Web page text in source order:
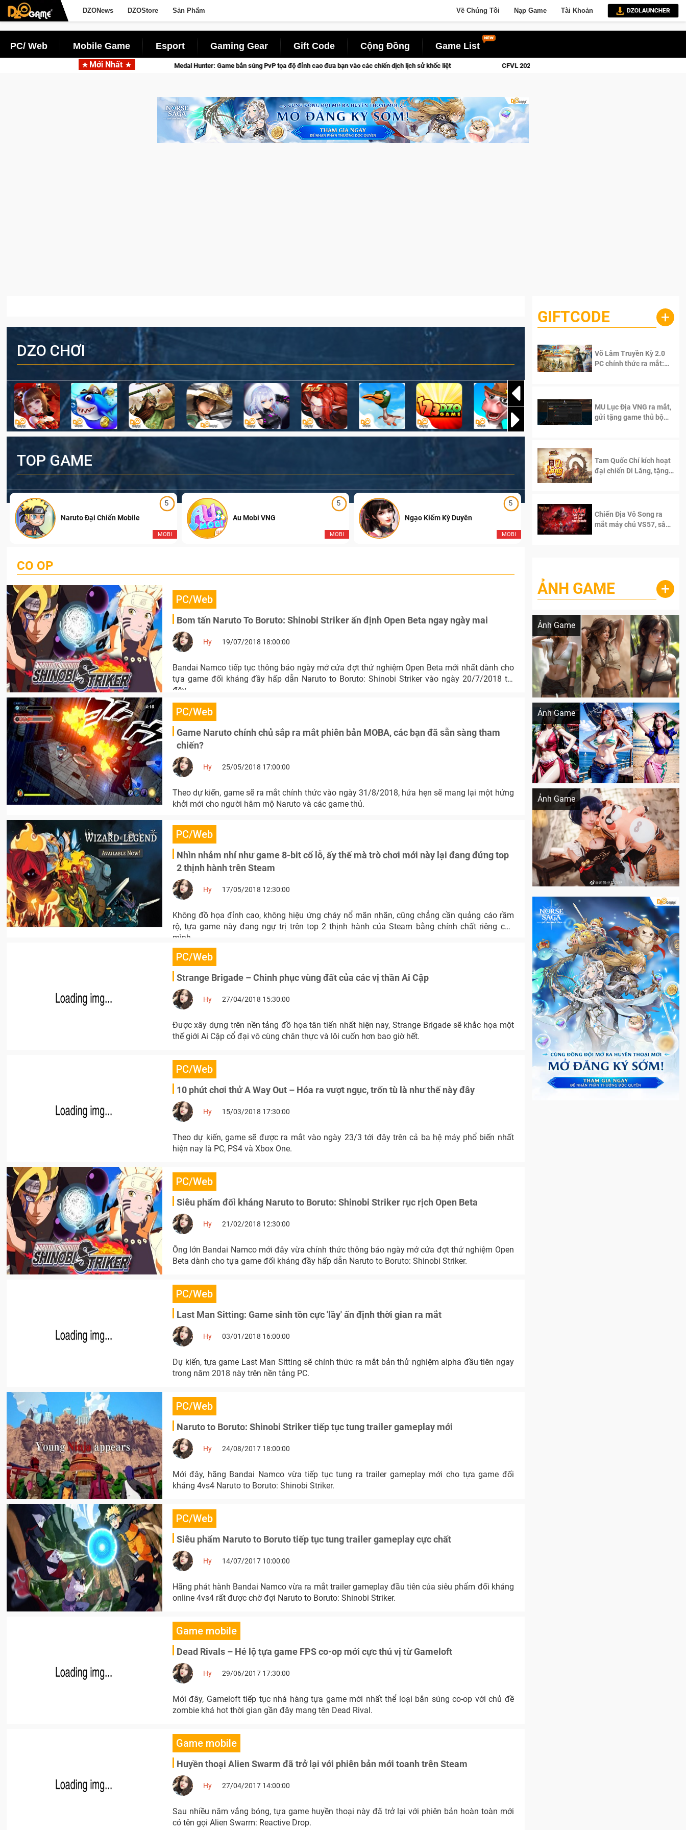
DZONews DZOStore Sản Phẩm Về Chúng Tôi Nạp Game Tài Khoản
PC/ Web Mobile Game Esport Gaming Gear Gift Code Cộng Đồng Game List
Mới Nhất
Medal Hunter: Game bắn súng PvP tọa độ đỉnh cao đưa bạn vào các chiến dịch lịch sử khốc liệt CFVL 2026 Mùa 2 khép lại với hành trình đầy cảm xúc, Team Falcons lên ngôi vô địch
DZO CHƠI
TOP GAME
5
MOBI
Naruto Đại Chiến Mobile
5
MOBI
Au Mobi VNG
5
MOBI
Ngạo Kiếm Kỳ Duyên Ngạo Thiên Mobile
CO OP
PC/Web
Bom tấn Naruto To Boruto: Shinobi Striker ấn định Open Beta ngay ngày mai
Hy 19/07/2018 18:00:00
Bandai Namco tiếp tục thông báo ngày mở cửa đợt thử nghiệm Open Beta mới nhất dành cho
tựa game đối kháng đầy hấp dẫn Naruto to Boruto: Shinobi Striker vào ngày 20/7/2018 tới
đây.
PC/Web
Game Naruto chính chủ sắp ra mắt phiên bản MOBA, các bạn đã sẵn sàng tham
chiến?
Hy 25/05/2018 17:00:00
Theo dự kiến, game sẽ ra mắt chính thức vào ngày 31/8/2018, hứa hẹn sẽ mang lại một hứng
khởi mới cho người hâm mộ Naruto và các game thủ.
PC/Web
Nhìn nhảm nhí như game 8-bit cổ lỗ, ấy thế mà trò chơi mới này lại đang đứng top
2 thịnh hành trên Steam
Hy 17/05/2018 12:30:00
Không đồ họa đỉnh cao, không hiệu ứng cháy nổ mãn nhãn, cũng chẳng cần quảng cáo rầm
rộ, tựa game này đang ngự trị trên top 2 thịnh hành của Steam bằng chính chất riêng của
mình.
PC/Web
Strange Brigade – Chinh phục vùng đất của các vị thần Ai Cập
Hy 27/04/2018 15:30:00
Được xây dựng trên nền tảng đồ họa tân tiến nhất hiện nay, Strange Brigade sẽ khắc họa một
thế giới Ai Cập cổ đại vô cùng chân thực và lôi cuốn hơn bao giờ hết.
PC/Web
10 phút chơi thử A Way Out – Hóa ra vượt ngục, trốn tù là như thế này đây
Hy 15/03/2018 17:30:00
Theo dự kiến, game sẽ được ra mắt vào ngày 23/3 tới đây trên cả ba hệ máy phổ biến nhất
hiện nay là PC, PS4 và Xbox One.
PC/Web
Siêu phẩm đối kháng Naruto to Boruto: Shinobi Striker rục rịch Open Beta
Hy 21/02/2018 12:30:00
Ông lớn Bandai Namco mới đây vừa chính thức thông báo ngày mở cửa đợt thử nghiệm Open
Beta dành cho tựa game đối kháng đầy hấp dẫn Naruto to Boruto: Shinobi Striker.
PC/Web
Last Man Sitting: Game sinh tồn cực 'lầy' ấn định thời gian ra mắt
Hy 03/01/2018 16:00:00
Dự kiến, tựa game Last Man Sitting sẽ chính thức ra mắt bản thử nghiệm alpha đầu tiên ngay
trong năm 2018 này trên nền tảng PC.
PC/Web
Naruto to Boruto: Shinobi Striker tiếp tục tung trailer gameplay mới
Hy 24/08/2017 18:00:00
Mới đây, hãng Bandai Namco vừa tiếp tục tung ra trailer gameplay mới cho tựa game đối
kháng 4vs4 Naruto to Boruto: Shinobi Striker.
PC/Web
Siêu phẩm Naruto to Boruto tiếp tục tung trailer gameplay cực chất
Hy 14/07/2017 10:00:00
Hãng phát hành Bandai Namco vừa ra mắt trailer gameplay đầu tiên của siêu phẩm đối kháng
online 4vs4 rất được chờ đợi Naruto to Boruto: Shinobi Striker.
Game mobile
Dead Rivals – Hé lộ tựa game FPS co-op mới cực thú vị từ Gameloft
Hy 29/06/2017 17:30:00
Mới đây, Gameloft tiếp tục nhá hàng tựa game mới nhất thể loại bắn súng co-op với chủ đề
zombie khá hot thời gian gần đây mang tên Dead Rival.
Game mobile
Huyền thoại Alien Swarm đã trở lại với phiên bản mới toanh trên Steam
Hy 27/04/2017 14:00:00
Sau nhiều năm vắng bóng, tựa game huyền thoại này đã trở lại với phiên bản hoàn toàn mới
có tên gọi Alien Swarm: Reactive Drop.
GIFTCODE +
Võ Lâm Truyền Kỳ 2.0
PC chính thức ra mắt:
MU Lục Địa VNG ra mắt,
gửi tặng game thủ bộ
Tam Quốc Chí kích hoạt
đại chiến Di Lăng, tặng
Chiến Địa Vô Song ra
mắt máy chủ VS57, sân
ẢNH GAME +
Ảnh Game
Lala Croft vừa nóng vừa xinh dưới nét vẽ
Ảnh Game
Khi AI Cosplay gái đẹp One Piece
Ảnh Game
Cosplay Xiangling siêu cute